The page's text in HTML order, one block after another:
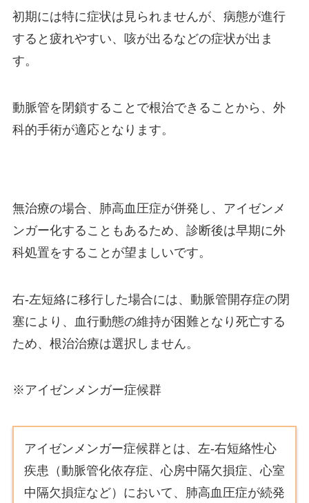
初期には特に症状は見られませんが、病態が進行
すると疲れやすい、咳が出るなどの症状が出ま
す。
動脈管を閉鎖することで根治できることから、外
科的手術が適応となります。
無治療の場合、肺高血圧症が併発し、アイゼンメ
ンガー化することもあるため、診断後は早期に外
科処置をすることが望ましいです。
右-左短絡に移行した場合には、動脈管開存症の閉
塞により、血行動態の維持が困難となり死亡する
ため、根治治療は選択しません。
※アイゼンメンガー症候群
アイゼンメンガー症候群とは、左-右短絡性心
疾患（動脈管化依存症、心房中隔欠損症、心室
中隔欠損症など）において、肺高血圧症が続発